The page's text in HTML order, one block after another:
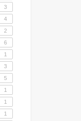
3
4
2
6
1
3
5
1
1
1